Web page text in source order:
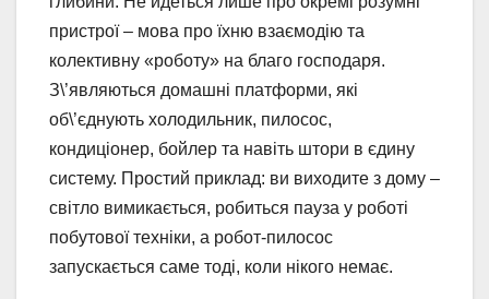
пристрої – мова про їхню взаємодію та
колективну «роботу» на благо господаря.
З\’являються домашні платформи, які
об\’єднують холодильник, пилосос,
кондиціонер, бойлер та навіть штори в єдину
систему. Простий приклад: ви виходите з дому –
світло вимикається, робиться пауза у роботі
побутової техніки, а робот-пилосос
запускається саме тоді, коли нікого немає.